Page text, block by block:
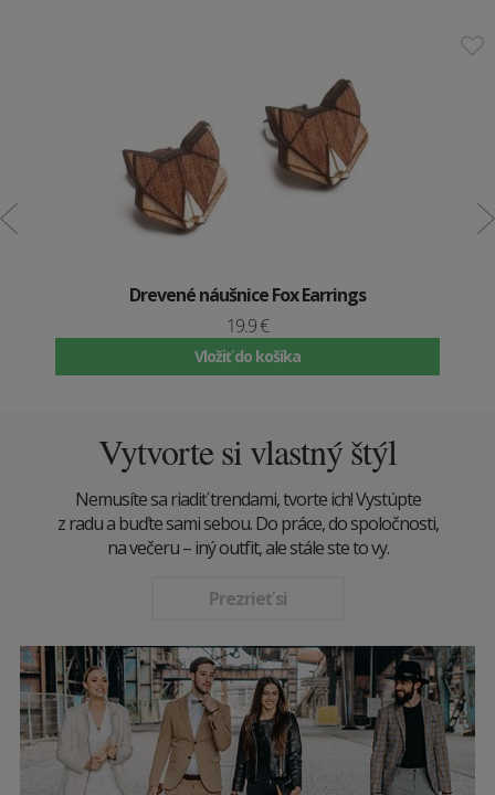
Drevené náušnice Fox Earrings
19.9 €
Vložiť do košíka
Vytvorte si vlastný štýl
Nemusíte sa riadiť trendami, tvorte ich! Vystúpte
z radu a buďte sami sebou. Do práce, do spoločnosti,
na večeru – iný outfit, ale stále ste to vy.
Prezrieť si